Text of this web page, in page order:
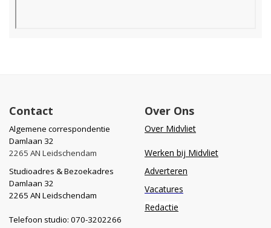
Contact
Algemene correspondentie
Damlaan 32
2265 AN Leidschendam
Studioadres & Bezoekadres
Damlaan 32
2265 AN Leidschendam
Telefoon studio: 070-3202266
Over Ons
Over Midvliet
Werken bij Midvliet
Adverteren
Vacatures
Redactie